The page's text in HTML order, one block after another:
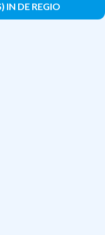
IN DE REGIO